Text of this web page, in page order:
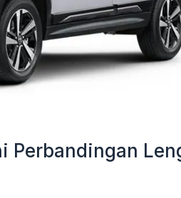
Perbandingan